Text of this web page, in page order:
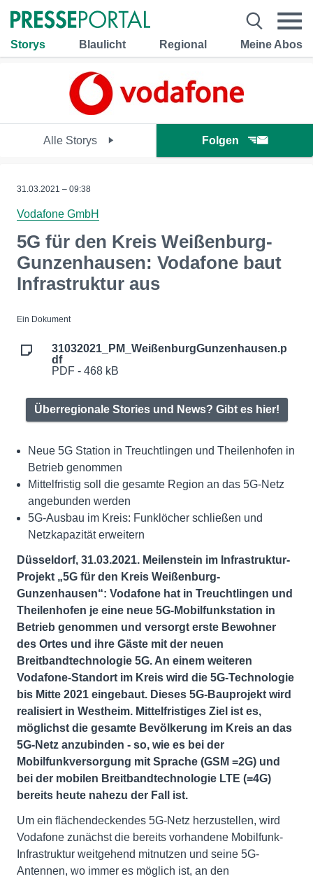
Storys Blaulicht Regional Meine Abos
Alle Storys Folgen
31.03.2021 – 09:38
Vodafone GmbH
5G für den Kreis Weißenburg-
Gunzenhausen: Vodafone baut
Infrastruktur aus
Ein Dokument
31032021_PM_WeißenburgGunzenhausen.p
df
PDF - 468 kB
Überregionale Stories und News? Gibt es hier!
Neue 5G Station in Treuchtlingen und Theilenhofen in
Betrieb genommen
Mittelfristig soll die gesamte Region an das 5G-Netz
angebunden werden
5G-Ausbau im Kreis: Funklöcher schließen und
Netzkapazität erweitern
Düsseldorf, 31.03.2021. Meilenstein im Infrastruktur-
Projekt „5G für den Kreis Weißenburg-
Gunzenhausen“: Vodafone hat in Treuchtlingen und
Theilenhofen je eine neue 5G-Mobilfunkstation in
Betrieb genommen und versorgt erste Bewohner
des Ortes und ihre Gäste mit der neuen
Breitbandtechnologie 5G. An einem weiteren
Vodafone-Standort im Kreis wird die 5G-Technologie
bis Mitte 2021 eingebaut. Dieses 5G-Bauprojekt wird
realisiert in Westheim. Mittelfristiges Ziel ist es,
möglichst die gesamte Bevölkerung im Kreis an das
5G-Netz anzubinden - so, wie es bei der
Mobilfunkversorgung mit Sprache (GSM =2G) und
bei der mobilen Breitbandtechnologie LTE (=4G)
bereits heute nahezu der Fall ist.
Um ein flächendeckendes 5G-Netz herzustellen, wird
Vodafone zunächst die bereits vorhandene Mobilfunk-
Infrastruktur weitgehend mitnutzen und seine 5G-
Antennen, wo immer es möglich ist, an den